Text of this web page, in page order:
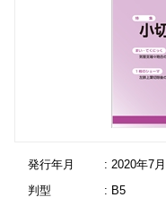
発行年月
: 2020年7月
判型
: B5